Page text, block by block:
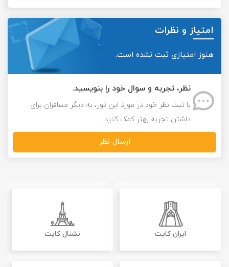
امتیاز و نظرات
هنوز امتیازی ثبت نشده است.
نظر، تجربه و سوال خود را بنویسید.
با ثبت نظر خود در مورد این تور، به دیگر مسافران برای
داشتن تجربه بهتر کمک کنید.
ارسال نظر
ایران کایت نشنال کایت